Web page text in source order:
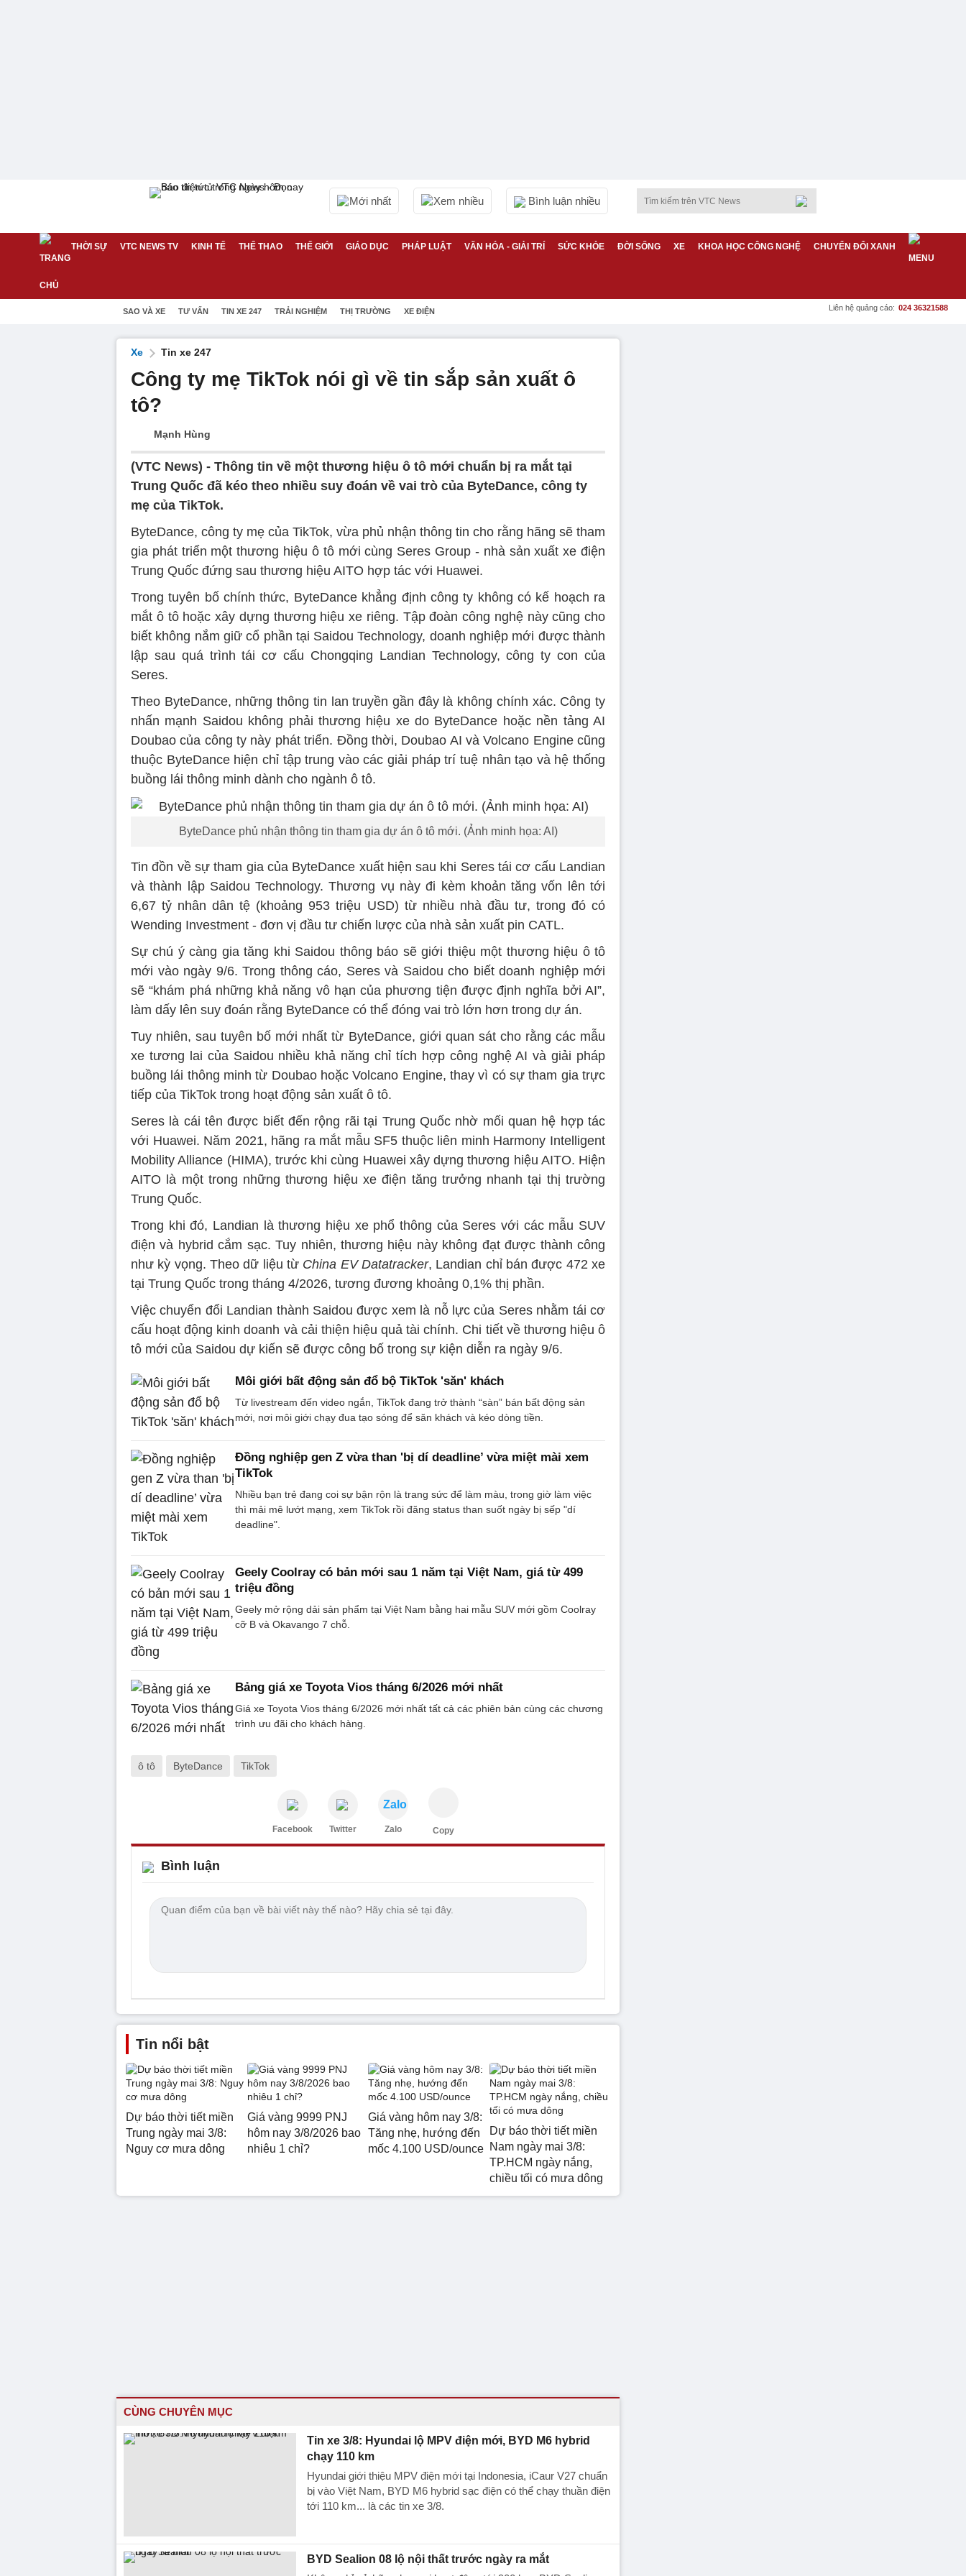
Mới nhất Xem nhiều Bình luận nhiều
THỜI SỰ VTC NEWS TV KINH TẾ THỂ THAO THẾ GIỚI GIÁO DỤC PHÁP LUẬT VĂN HÓA - GIẢI TRÍ SỨC KHỎE ĐỜI SỐNG XE KHOA HỌC CÔNG NGHỆ CHUYỂN ĐỔI XANH
SAO VÀ XE TƯ VẤN TIN XE 247 TRẢI NGHIỆM THỊ TRƯỜNG XE ĐIỆN Liên hệ quảng cáo: 024 36321588
Xe Tin xe 247
Công ty mẹ TikTok nói gì về tin sắp sản xuất ô
tô?
Mạnh Hùng
(VTC News) - Thông tin về một thương hiệu ô tô mới chuẩn bị ra mắt tại
Trung Quốc đã kéo theo nhiều suy đoán về vai trò của ByteDance, công ty
mẹ của TikTok.
ByteDance, công ty mẹ của TikTok, vừa phủ nhận thông tin cho rằng hãng sẽ tham
gia phát triển một thương hiệu ô tô mới cùng Seres Group - nhà sản xuất xe điện
Trung Quốc đứng sau thương hiệu AITO hợp tác với Huawei.
Trong tuyên bố chính thức, ByteDance khẳng định công ty không có kế hoạch ra
mắt ô tô hoặc xây dựng thương hiệu xe riêng. Tập đoàn công nghệ này cũng cho
biết không nắm giữ cổ phần tại Saidou Technology, doanh nghiệp mới được thành
lập sau quá trình tái cơ cấu Chongqing Landian Technology, công ty con của
Seres.
Theo ByteDance, những thông tin lan truyền gần đây là không chính xác. Công ty
nhấn mạnh Saidou không phải thương hiệu xe do ByteDance hoặc nền tảng AI
Doubao của công ty này phát triển. Đồng thời, Doubao AI và Volcano Engine cũng
thuộc ByteDance hiện chỉ tập trung vào các giải pháp trí tuệ nhân tạo và hệ thống
buồng lái thông minh dành cho ngành ô tô.
ByteDance phủ nhận thông tin tham gia dự án ô tô mới. (Ảnh minh họa: AI)
Tin đồn về sự tham gia của ByteDance xuất hiện sau khi Seres tái cơ cấu Landian
và thành lập Saidou Technology. Thương vụ này đi kèm khoản tăng vốn lên tới
6,67 tỷ nhân dân tệ (khoảng 953 triệu USD) từ nhiều nhà đầu tư, trong đó có
Wending Investment - đơn vị đầu tư chiến lược của nhà sản xuất pin CATL.
Sự chú ý càng gia tăng khi Saidou thông báo sẽ giới thiệu một thương hiệu ô tô
mới vào ngày 9/6. Trong thông cáo, Seres và Saidou cho biết doanh nghiệp mới
sẽ “khám phá những khả năng vô hạn của phương tiện được định nghĩa bởi AI”,
làm dấy lên suy đoán rằng ByteDance có thể đóng vai trò lớn hơn trong dự án.
Tuy nhiên, sau tuyên bố mới nhất từ ByteDance, giới quan sát cho rằng các mẫu
xe tương lai của Saidou nhiều khả năng chỉ tích hợp công nghệ AI và giải pháp
buồng lái thông minh từ Doubao hoặc Volcano Engine, thay vì có sự tham gia trực
tiếp của TikTok trong hoạt động sản xuất ô tô.
Seres là cái tên được biết đến rộng rãi tại Trung Quốc nhờ mối quan hệ hợp tác
với Huawei. Năm 2021, hãng ra mắt mẫu SF5 thuộc liên minh Harmony Intelligent
Mobility Alliance (HIMA), trước khi cùng Huawei xây dựng thương hiệu AITO. Hiện
AITO là một trong những thương hiệu xe điện tăng trưởng nhanh tại thị trường
Trung Quốc.
Trong khi đó, Landian là thương hiệu xe phổ thông của Seres với các mẫu SUV
điện và hybrid cắm sạc. Tuy nhiên, thương hiệu này không đạt được thành công
như kỳ vọng. Theo dữ liệu từ China EV Datatracker, Landian chỉ bán được 472 xe
tại Trung Quốc trong tháng 4/2026, tương đương khoảng 0,1% thị phần.
Việc chuyển đổi Landian thành Saidou được xem là nỗ lực của Seres nhằm tái cơ
cấu hoạt động kinh doanh và cải thiện hiệu quả tài chính. Chi tiết về thương hiệu ô
tô mới của Saidou dự kiến sẽ được công bố trong sự kiện diễn ra ngày 9/6.
Môi giới bất động sản đổ bộ TikTok 'săn' khách
Từ livestream đến video ngắn, TikTok đang trở thành “sàn” bán bất động sản
mới, nơi môi giới chạy đua tạo sóng để săn khách và kéo dòng tiền.
Đồng nghiệp gen Z vừa than 'bị dí deadline’ vừa miệt mài xem
TikTok
Nhiều bạn trẻ đang coi sự bận rộn là trang sức để làm màu, trong giờ làm việc
thì mải mê lướt mạng, xem TikTok rồi đăng status than suốt ngày bị sếp "dí
deadline".
Geely Coolray có bản mới sau 1 năm tại Việt Nam, giá từ 499
triệu đồng
Geely mở rộng dải sản phẩm tại Việt Nam bằng hai mẫu SUV mới gồm Coolray
cỡ B và Okavango 7 chỗ.
Bảng giá xe Toyota Vios tháng 6/2026 mới nhất
Giá xe Toyota Vios tháng 6/2026 mới nhất tất cả các phiên bản cùng các chương
trình ưu đãi cho khách hàng.
ô tô ByteDance TikTok
Facebook Twitter
Zalo
Zalo Copy
Bình luận
Tin nổi bật
Dự báo thời tiết miền
Trung ngày mai 3/8:
Nguy cơ mưa dông
Giá vàng 9999 PNJ
hôm nay 3/8/2026 bao
nhiêu 1 chỉ?
Giá vàng hôm nay 3/8:
Tăng nhẹ, hướng đến
mốc 4.100 USD/ounce
Dự báo thời tiết miền
Nam ngày mai 3/8:
TP.HCM ngày nắng,
chiều tối có mưa dông
CÙNG CHUYÊN MỤC
Tin xe 3/8: Hyundai lộ MPV điện mới, BYD M6 hybrid
chạy 110 km
Hyundai giới thiệu MPV điện mới tại Indonesia, iCaur V27 chuẩn
bị vào Việt Nam, BYD M6 hybrid sạc điện có thể chạy thuần điện
tới 110 km... là các tin xe 3/8.
BYD Sealion 08 lộ nội thất trước ngày ra mắt